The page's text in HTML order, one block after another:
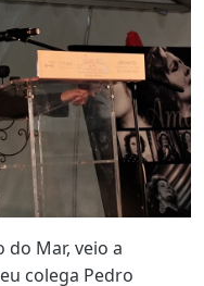
do Mar, veio a
colega Pedro